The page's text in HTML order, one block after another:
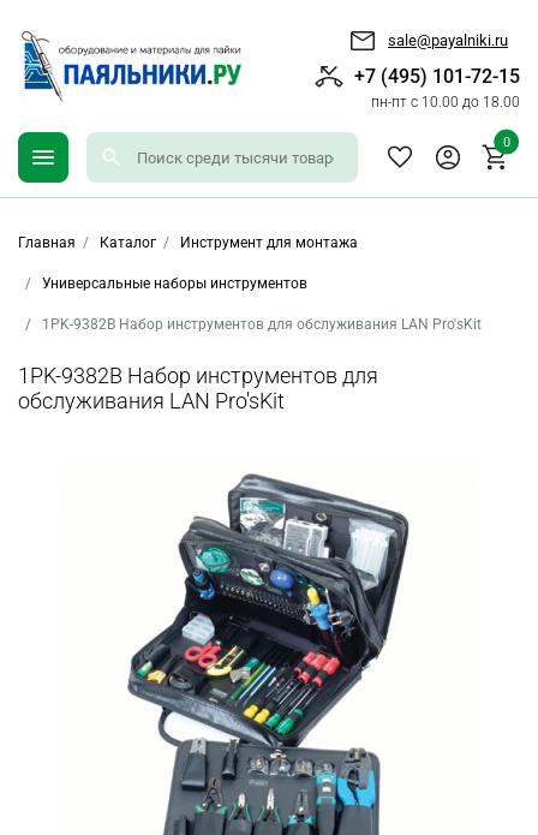
sale@payalniki.ru
+7 (495) 101-72-15
пн-пт с 10.00 до 18.00
0
Главная Каталог Инструмент для монтажа
Универсальные наборы инструментов
1PK-9382B Набор инструментов для обслуживания LAN Pro'sKit
1PK-9382B Набор инструментов для
обслуживания LAN Pro'sKit